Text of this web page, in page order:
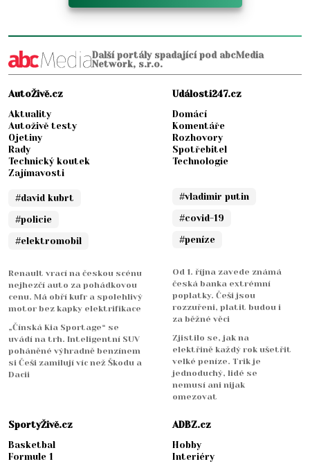
Další portály spadající pod abcMedia
Network, s.r.o.
AutoŽivě.cz
Aktuality
Autoživě testy
Ojetiny
Rady
Technický koutek
Zajímavosti
#david kubrt
#policie
#elektromobil
Renault vrací na českou scénu
nejhezčí auto za pohádkovou
cenu. Má obří kufr a spolehlivý
motor bez kapky elektrifikace
„Čínská Kia Sportage“ se
uvádí na trh. Inteligentní SUV
poháněné výhradně benzínem
si Češi zamilují víc než Škodu a
Dacii
Události247.cz
Domácí
Komentáře
Rozhovory
Spotřebitel
Technologie
#vladimir putin
#covid-19
#peníze
Od 1. října zavede známá
česká banka extrémní
poplatky. Češi jsou
rozzuřeni, platit budou i
za běžné věci
Zjistilo se, jak na
elektřině každý rok ušetřit
velké peníze. Trik je
jednoduchý, lidé se
nemusí ani nijak
omezovat
SportyŽivě.cz
Basketbal
Formule 1
ADBZ.cz
Hobby
Interiéry